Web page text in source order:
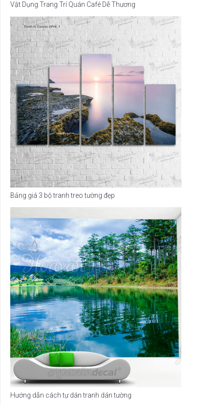
Vật Dụng Trang Trí Quán Café Dễ Thương
Bảng giá 3 bộ tranh treo tường đẹp
Hướng dẫn cách tự dán tranh dán tường